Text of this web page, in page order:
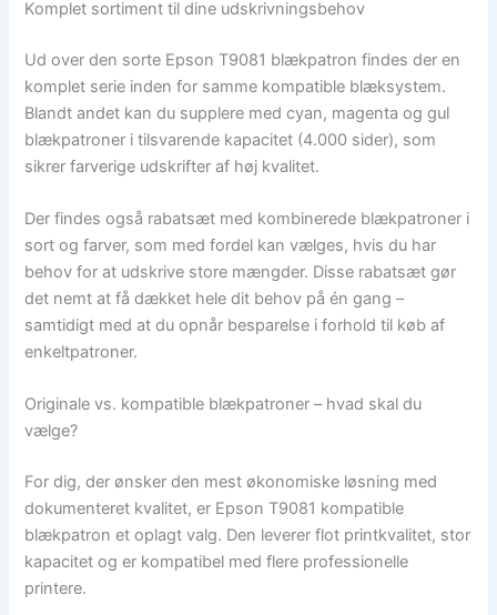
Komplet sortiment til dine udskrivningsbehov
Ud over den sorte Epson T9081 blækpatron findes der en
komplet serie inden for samme kompatible blæksystem.
Blandt andet kan du supplere med cyan, magenta og gul
blækpatroner i tilsvarende kapacitet (4.000 sider), som
sikrer farverige udskrifter af høj kvalitet.
Der findes også rabatsæt med kombinerede blækpatroner i
sort og farver, som med fordel kan vælges, hvis du har
behov for at udskrive store mængder. Disse rabatsæt gør
det nemt at få dækket hele dit behov på én gang –
samtidigt med at du opnår besparelse i forhold til køb af
enkeltpatroner.
Originale vs. kompatible blækpatroner – hvad skal du
vælge?
For dig, der ønsker den mest økonomiske løsning med
dokumenteret kvalitet, er Epson T9081 kompatible
blækpatron et oplagt valg. Den leverer flot printkvalitet, stor
kapacitet og er kompatibel med flere professionelle
printere.